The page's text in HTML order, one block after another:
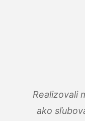
Realizovali
ako